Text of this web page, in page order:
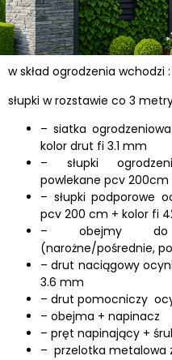
w skład ogrodzenia wchodzi :
słupki w rozstawie co 3
– siatka
kolor drut fi 3.1 mm
– słupki
powlekane pcv
– słupki podporowe
pcv 200 cm + kolor fi
– obejmy do
(narożne/pośrednie,
– drut naciągowy
3.6 mm
– drut pomocniczy
– obejma + napinacz
– pręt napinający +
– przelotka metalowa